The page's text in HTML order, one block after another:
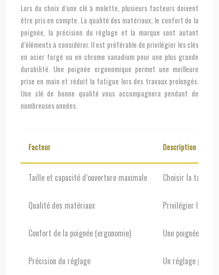
Lors du choix d’une clé à molette, plusieurs facteurs doivent
être pris en compte. La qualité des matériaux, le confort de la
poignée, la précision du réglage et la marque sont autant
d’éléments à considérer. Il est préférable de privilégier les clés
en acier forgé ou en chrome vanadium pour une plus grande
durabilité. Une poignée ergonomique permet une meilleure
prise en main et réduit la fatigue lors des travaux prolongés.
Une clé de bonne qualité vous accompagnera pendant de
nombreuses années.
Facteur Description
Taille et capacité d’ouverture maximale Choisir la taille
Qualité des matériaux Privilégier l’acier
Confort de la poignée (ergonomie) Une poignée
Précision du réglage Un réglage